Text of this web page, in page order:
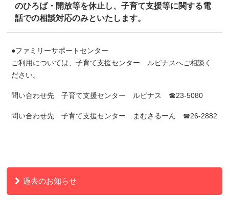
のひろば・開放等を休止し、子育て支援等に関する電
話での相談対応のみといたします。
●ファミリーサポートセンター
ご利用については、子育て支援センター ルピナスへご相談く
ださい。
問い合わせ先 子育て支援センター ルピナス ☎23-5080
問い合わせ先 子育て支援センター まむさるーん ☎26-2882
過去のお知らせ